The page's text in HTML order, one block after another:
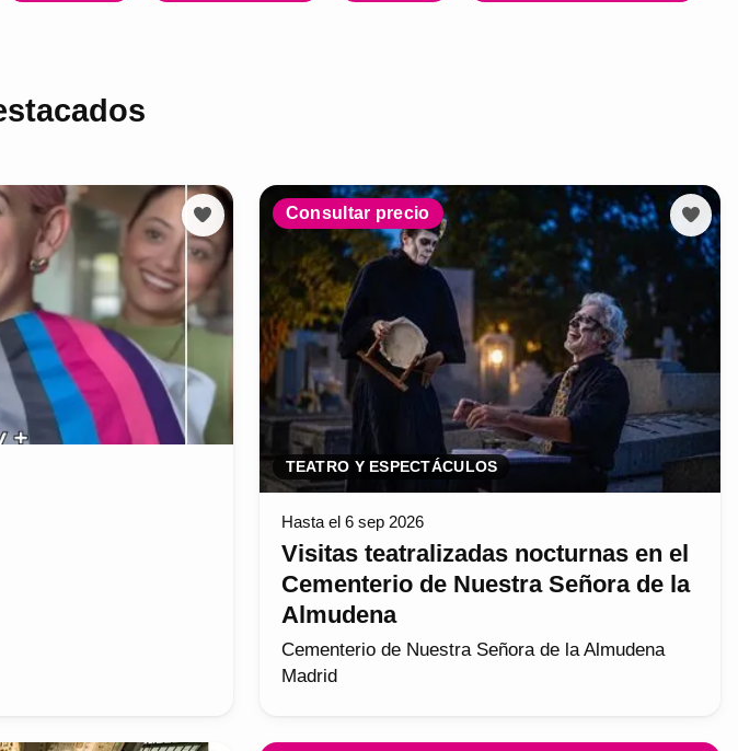
Consultar precio
TEATRO Y ESPECTÁCULOS
Hasta el 6 sep 2026
Visitas teatralizadas nocturnas en el
Cementerio de Nuestra Señora de la
Almudena
Cementerio de Nuestra Señora de la Almudena
Madrid